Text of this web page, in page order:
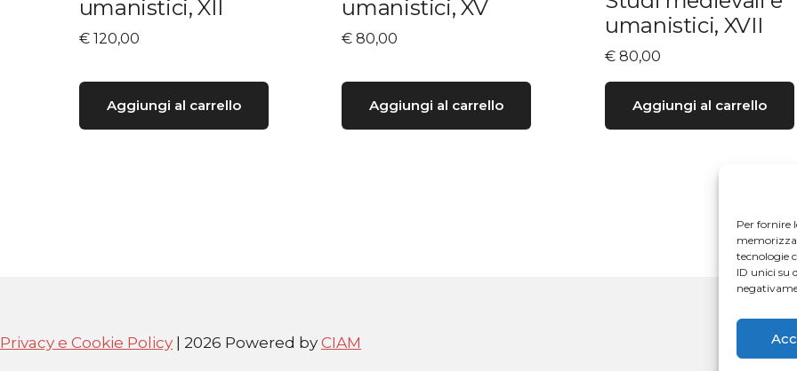
Per fornire
tecnologie
ID unici su
umanistici, XII
€120,00
Aggiungi al carrello
umanistici, XV
€ 80,00
Aggiungi al carrello
umanistici, XVII
€ 80,00
Aggiungi al carrello
Privacy e Cookie Policy | 2026 Powered byCIAM